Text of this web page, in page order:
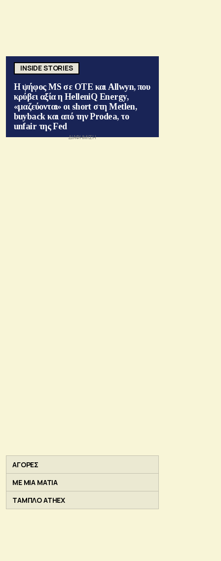
INSIDE STORIES
Η ψήφος MS σε ΟΤΕ και Allwyn, που
κρύβει αξία η HelleniQ Energy,
«μαζεύονται» οι short στη Metlen,
buyback και από την Prodea, το
unfair της Fed
ΑΓΟΡΕΣ
ΜΕ ΜΙΑ ΜΑΤΙΑ
ΤΑΜΠΛΟ ATHEX